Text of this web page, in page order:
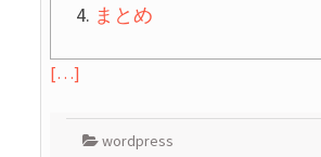
まとめ
[…]
wordpress